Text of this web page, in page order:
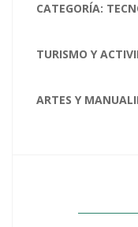
CATEGORÍA:
TURISMO Y
ARTES Y